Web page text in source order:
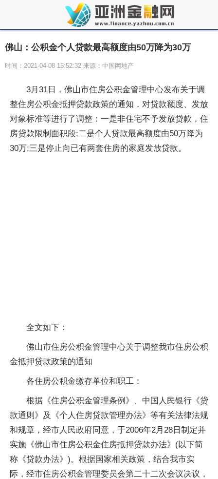
佛山：公积金个人贷款最高额度由50万降为30万
时间：2021-04-08 15:52:32 来源：中国网地产
3月31日，佛山市住房公积金管理中心发布关于调
整住房公积金抵押贷款政策的通知，对贷款额度、发放
对象标准等进行了调整：一是非住宅不予发放贷款，住
房贷款限制面积段;二是个人贷款最高额度由50万降为
30万;三是停止向已有两套住房的家庭发放贷款。
全文如下：
佛山市住房公积金管理中心关于调整我市住房公积
金抵押贷款政策的通知
各住房公积金缴存单位和职工：
根据《住房公积金管理条例》、中国人民银行《贷
款通则》及《个人住房贷款管理办法》等有关法律法规
和规章，经市人民政府同意，于2006年2月28日制定并
实施《佛山市住房公积金住房抵押贷款办法》(以下简
称《贷款办法》)。根据国家相关政策，结合我市实
际，经市住房公积金管理委员会第二十二次会议决议，